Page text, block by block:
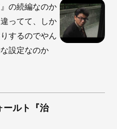
の続編なのか
ってて、しか
するのでやん
設定なのか
ールト『治